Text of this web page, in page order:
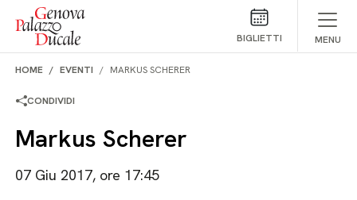
Salta al contenuto
BIGLIETTI MENU
HOME EVENTI MARKUS SCHERER
CONDIVIDI
Markus Scherer
07 Giu 2017, ore 17:45